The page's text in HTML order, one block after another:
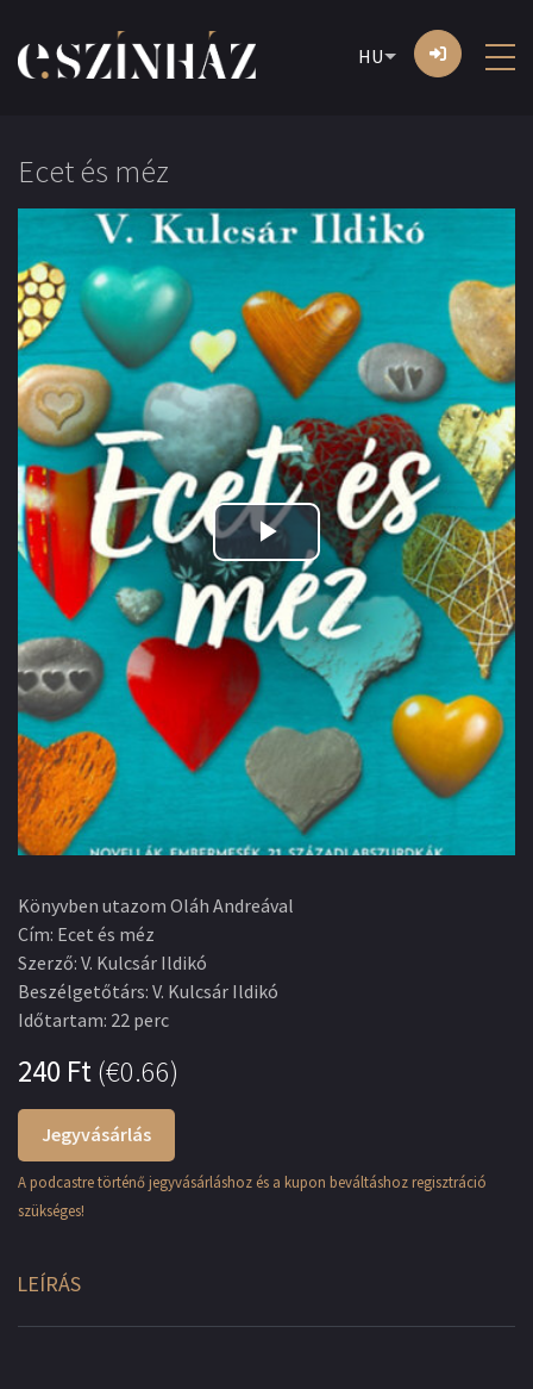
HU
Ecet és méz
Play
Video
Könyvben utazom Oláh Andreával
Cím: Ecet és méz
Szerző: V. Kulcsár Ildikó
Beszélgetőtárs: V. Kulcsár Ildikó
Időtartam: 22 perc
240 Ft(€0.66)
Jegyvásárlás
A podcastre történő jegyvásárláshoz és a kupon beváltáshoz regisztráció
szükséges!
LEÍRÁS